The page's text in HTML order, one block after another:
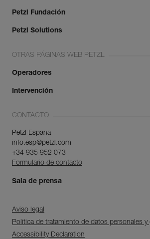
Petzl Fundación
Petzl Solutions
OTRAS PÁGINAS WEB PETZL
Operadores
Intervención
CONTACTO
Petzl Espana
info.esp@petzl.com
+34 935 952 073
Formulario de contacto
Sala de prensa
Aviso legal
Política de tratamiento de datos personales
Accessibility Declaration